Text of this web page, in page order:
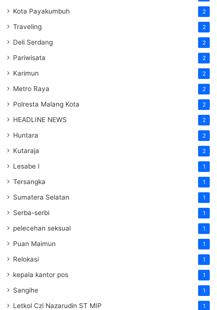
Kota Payakumbuh 2
Traveling 2
Deli Serdang 2
Pariwisata 2
Karimun 2
Metro Raya 2
Polresta Malang Kota 2
HEADLINE NEWS 2
Huntara 2
Kutaraja 2
Lesabe I 1
Tersangka 1
Sumatera Selatan 1
Serba-serbi 1
pelecehan seksual 1
Puan Maimun 1
Relokasi 1
kepala kantor pos 1
Sangihe 1
Letkol Czi Nazarudin ST MIP 1